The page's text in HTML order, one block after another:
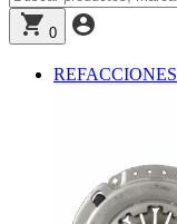
0
REFACCIONES